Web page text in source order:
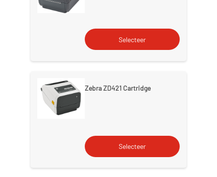
Zebra ZD421 Cartridge